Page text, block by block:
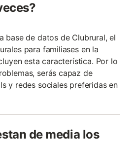
base de datos de Clubrural, el
para familiases en la
esta característica. Por lo
serás capaz de
y redes sociales preferidas en
de media los